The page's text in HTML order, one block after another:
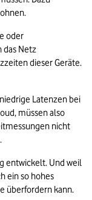
oder
das Netz
dieser Geräte.
Latenzen bei
müssen also
nicht
entwickelt. Und weil
ein so hohes
überfordern kann.